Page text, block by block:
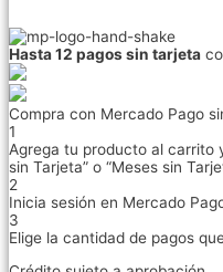
Hasta 12 pagos sin tarjeta
Compra con Mercado Pago
1
Agrega tu producto al carrito
sin Tarjeta” o “Meses sin
2
Inicia sesión en Mercado
3
Elige la cantidad de pagos